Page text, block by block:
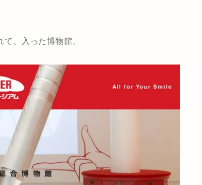
、入った博物館。